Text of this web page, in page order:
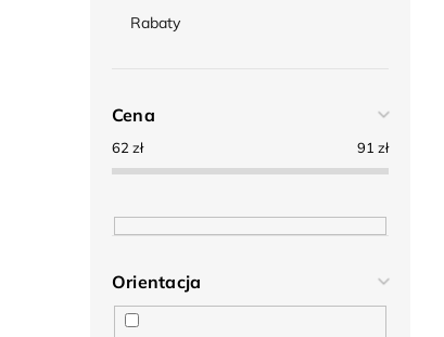
Rabaty
Cena
62 zł 91 zł
Orientacja